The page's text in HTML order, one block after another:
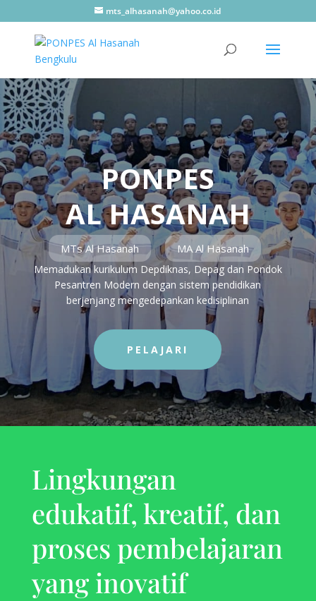
mts_alhasanah@yahoo.co.id
PONPES
AL HASANAH
MTs Al Hasanah MA Al Hasanah
Memadukan kurikulum Depdiknas, Depag dan Pondok
Pesantren Modern dengan sistem pendidikan
berjenjang mengedepankan kedisiplinan
PELAJARI
Lingkungan
edukatif, kreatif, dan
proses pembelajaran
yang inovatif